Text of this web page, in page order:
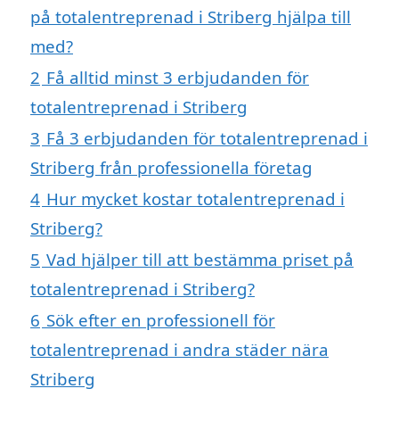
på totalentreprenad i Striberg hjälpa till
med?
2 Få alltid minst 3 erbjudanden för
totalentreprenad i Striberg
3 Få 3 erbjudanden för totalentreprenad i
Striberg från professionella företag
4 Hur mycket kostar totalentreprenad i
Striberg?
5 Vad hjälper till att bestämma priset på
totalentreprenad i Striberg?
6 Sök efter en professionell för
totalentreprenad i andra städer nära
Striberg